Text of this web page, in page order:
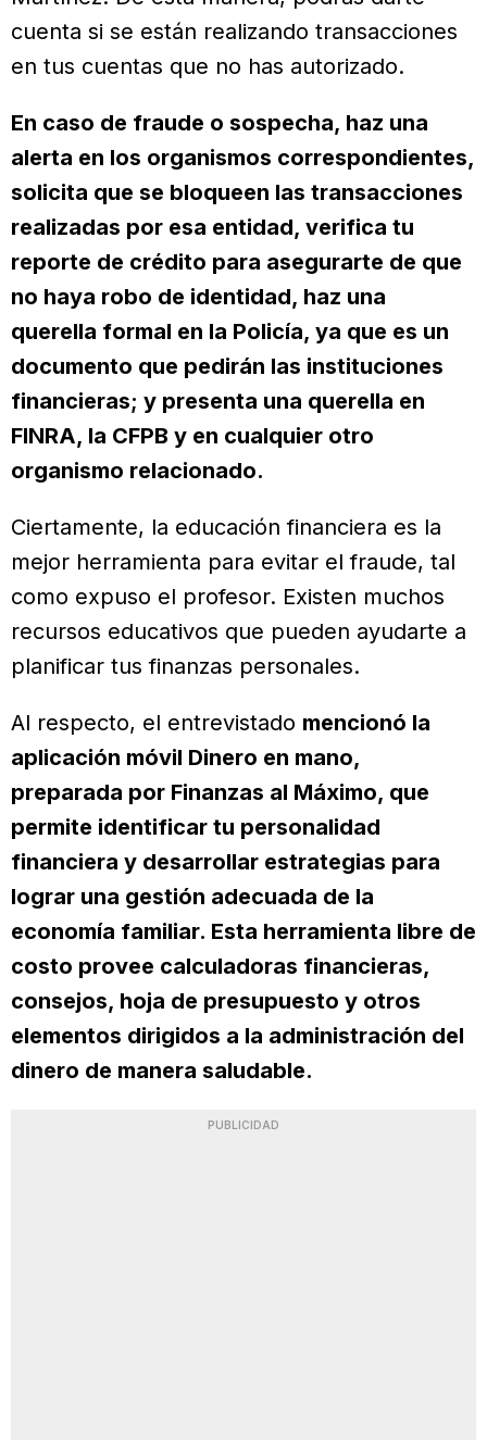
cuenta si se están realizando transacciones
en tus cuentas que no has autorizado.
En caso de fraude o sospecha, haz una
alerta en los organismos correspondientes,
solicita que se bloqueen las transacciones
realizadas por esa entidad, verifica tu
reporte de crédito para asegurarte de que
no haya robo de identidad, haz una
querella formal en la Policía, ya que es un
documento que pedirán las instituciones
financieras; y presenta una querella en
FINRA, la CFPB y en cualquier otro
organismo relacionado.
Ciertamente, la educación financiera es la
mejor herramienta para evitar el fraude, tal
como expuso el profesor. Existen muchos
recursos educativos que pueden ayudarte a
planificar tus finanzas personales.
Al respecto, el entrevistado mencionó la
aplicación móvil Dinero en mano,
preparada por Finanzas al Máximo, que
permite identificar tu personalidad
financiera y desarrollar estrategias para
lograr una gestión adecuada de la
economía familiar. Esta herramienta libre de
costo provee calculadoras financieras,
consejos, hoja de presupuesto y otros
elementos dirigidos a la administración del
dinero de manera saludable.
PUBLICIDAD